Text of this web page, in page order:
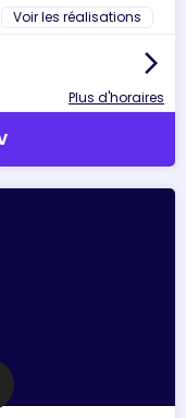
Voir les réalisations
arrow_forward_ios
Plus d'horaires